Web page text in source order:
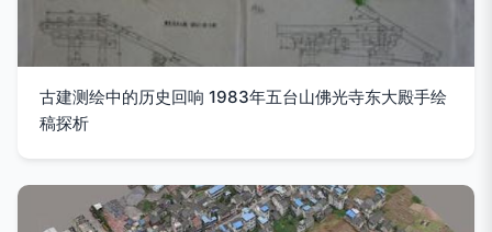
古建测绘中的历史回响 1983年五台山佛光寺东大殿手绘
稿探析